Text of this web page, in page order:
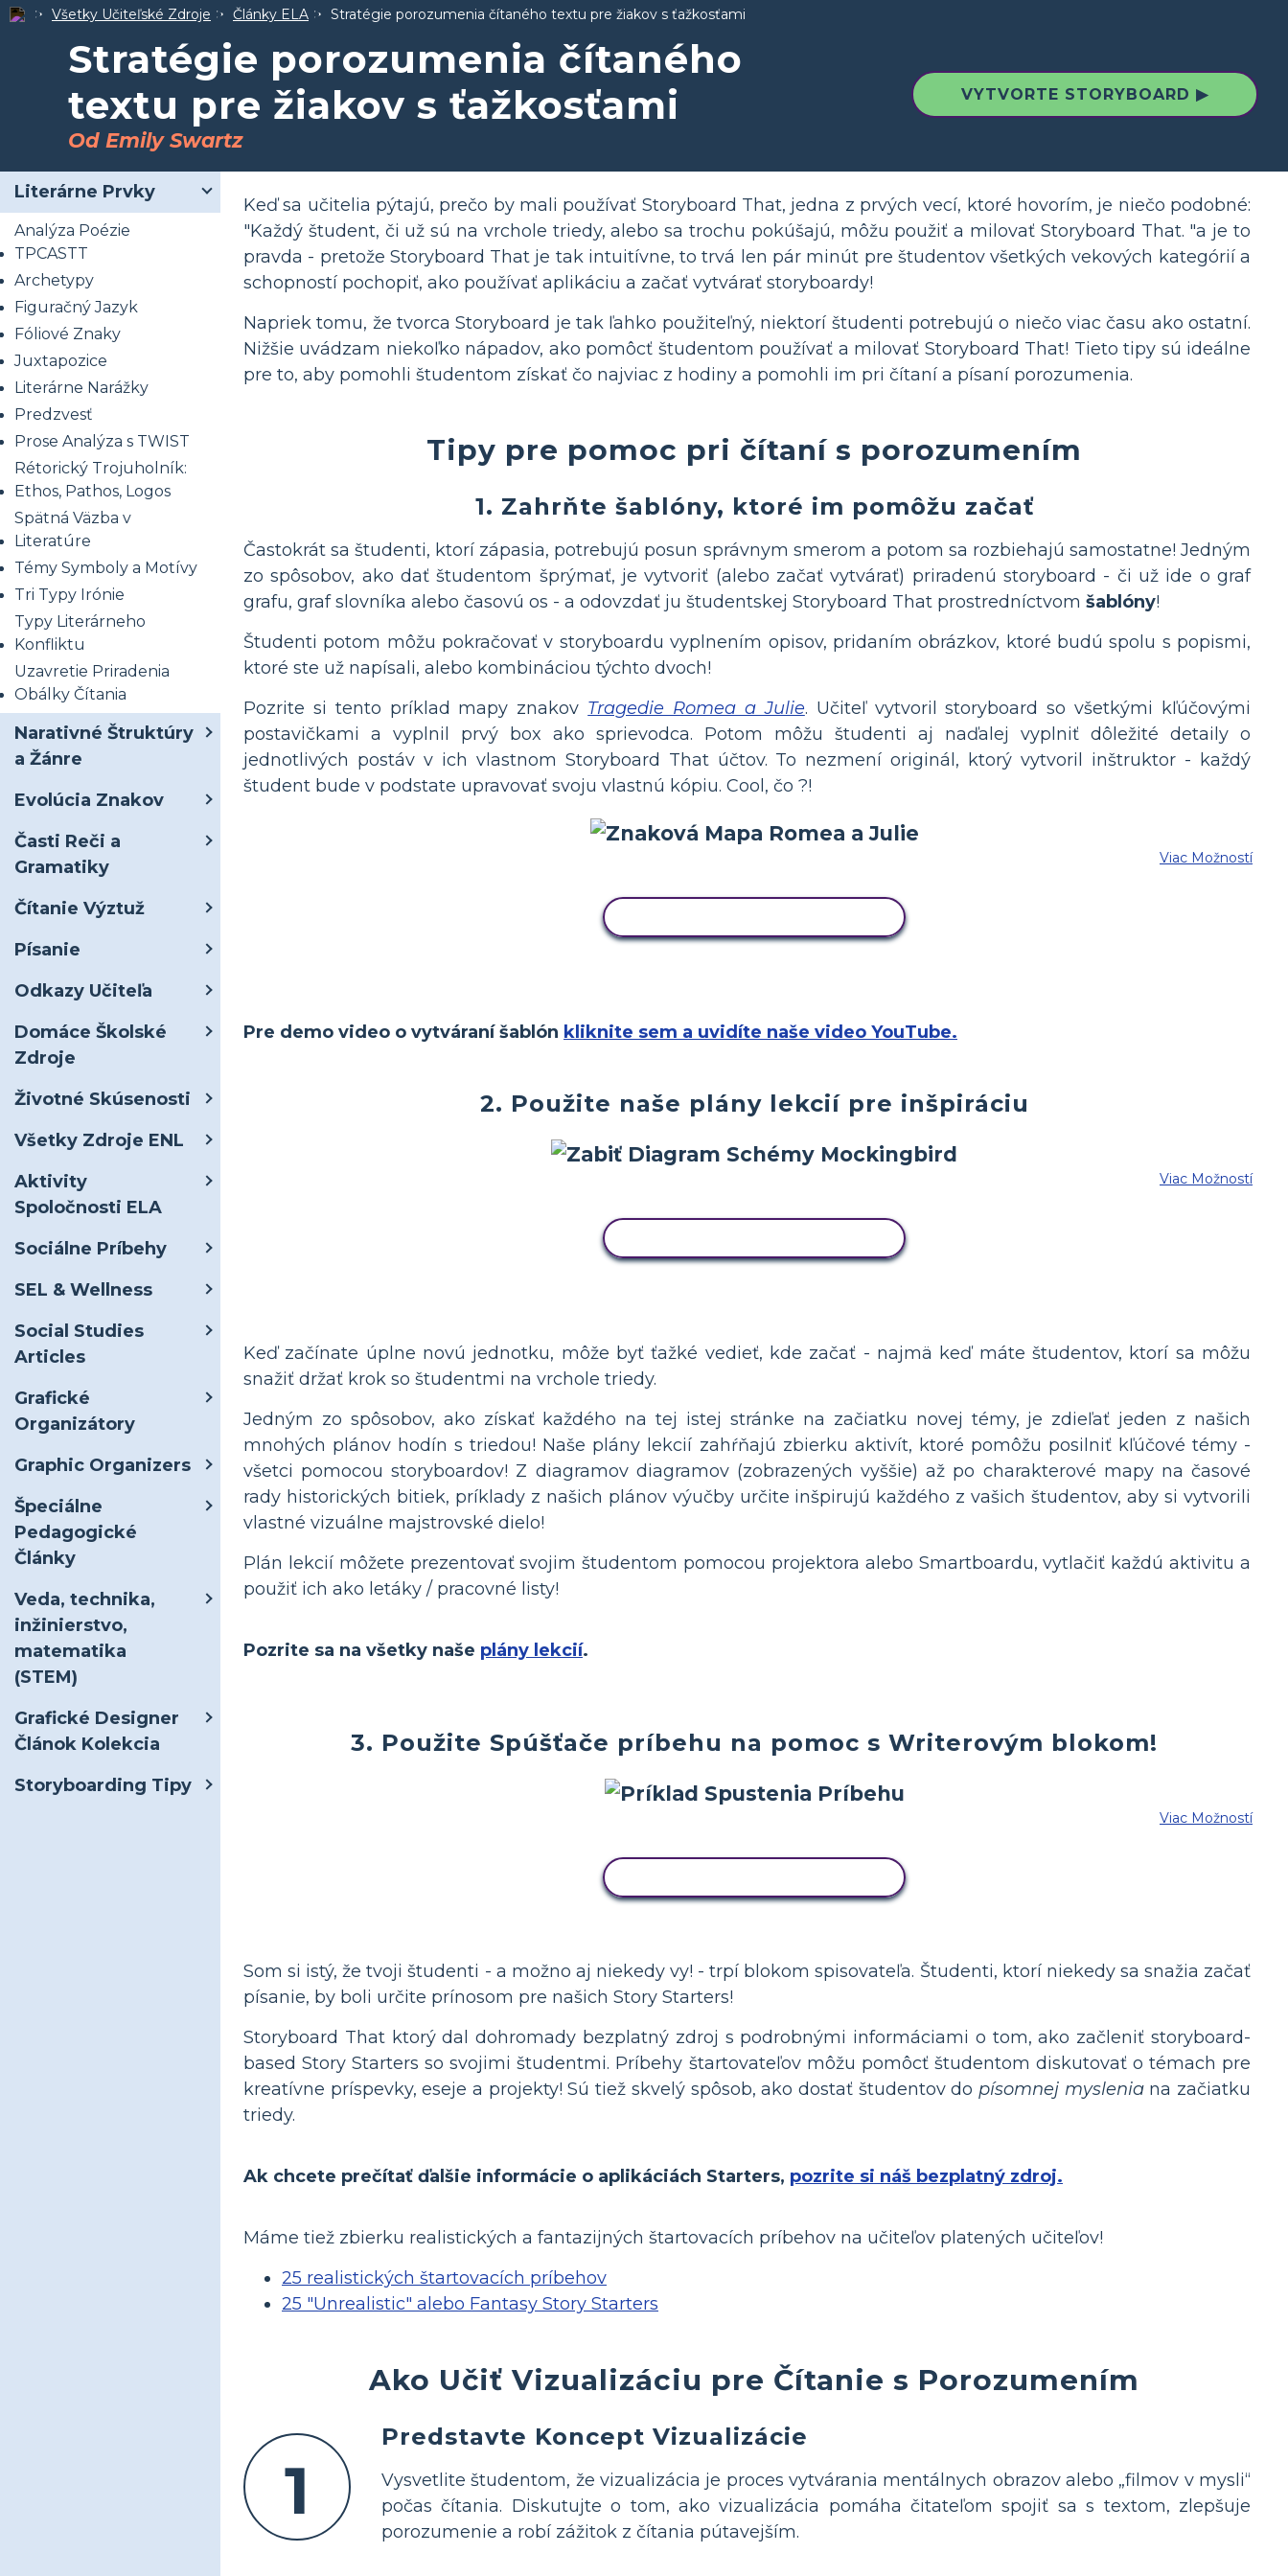
Všetky Učiteľské Zdroje Články ELA Stratégie porozumenia čítaného textu pre žiakov s ťažkosťami
Stratégie porozumenia čítaného
textu pre žiakov s ťažkosťami
Od Emily Swartz
VYTVORTE STORYBOARD ▶
Literárne Prvky
Analýza Poézie
TPCASTT
Archetypy
Figuračný Jazyk
Fóliové Znaky
Juxtapozice
Literárne Narážky
Predzvesť
Prose Analýza s TWIST
Rétorický Trojuholník:
Ethos, Pathos, Logos
Spätná Väzba v
Literatúre
Témy Symboly a Motívy
Tri Typy Irónie
Typy Literárneho
Konfliktu
Uzavretie Priradenia
Obálky Čítania
Narativné Štruktúry
a Žánre
Evolúcia Znakov
Časti Reči a
Gramatiky
Čítanie Výztuž
Písanie
Odkazy Učiteľa
Domáce Školské
Zdroje
Životné Skúsenosti
Všetky Zdroje ENL
Aktivity
Spoločnosti ELA
Sociálne Príbehy
SEL & Wellness
Social Studies
Articles
Grafické
Organizátory
Graphic Organizers
Špeciálne
Pedagogické
Články
Veda, technika,
inžinierstvo,
matematika
(STEM)
Grafické Designer
Článok Kolekcia
Storyboarding Tipy
Keď sa učitelia pýtajú, prečo by mali používať Storyboard That, jedna z prvých vecí, ktoré hovorím, je niečo podobné:
"Každý študent, či už sú na vrchole triedy, alebo sa trochu pokúšajú, môžu použiť a milovať Storyboard That. "a je to
pravda - pretože Storyboard That je tak intuitívne, to trvá len pár minút pre študentov všetkých vekových kategórií a
schopností pochopiť, ako používať aplikáciu a začať vytvárať storyboardy!
Napriek tomu, že tvorca Storyboard je tak ľahko použiteľný, niektorí študenti potrebujú o niečo viac času ako ostatní.
Nižšie uvádzam niekoľko nápadov, ako pomôcť študentom používať a milovať Storyboard That! Tieto tipy sú ideálne
pre to, aby pomohli študentom získať čo najviac z hodiny a pomohli im pri čítaní a písaní porozumenia.
Tipy pre pomoc pri čítaní s porozumením
1. Zahrňte šablóny, ktoré im pomôžu začať
Častokrát sa študenti, ktorí zápasia, potrebujú posun správnym smerom a potom sa rozbiehajú samostatne! Jedným
zo spôsobov, ako dať študentom šprýmať, je vytvoriť (alebo začať vytvárať) priradenú storyboard - či už ide o graf
grafu, graf slovníka alebo časovú os - a odovzdať ju študentskej Storyboard That prostredníctvom šablóny!
Študenti potom môžu pokračovať v storyboardu vyplnením opisov, pridaním obrázkov, ktoré budú spolu s popismi,
ktoré ste už napísali, alebo kombináciou týchto dvoch!
Pozrite si tento príklad mapy znakov Tragedie Romea a Julie. Učiteľ vytvoril storyboard so všetkými kľúčovými
postavičkami a vyplnil prvý box ako sprievodca. Potom môžu študenti aj naďalej vyplniť dôležité detaily o
jednotlivých postáv v ich vlastnom Storyboard That účtov. To nezmení originál, ktorý vytvoril inštruktor - každý
študent bude v podstate upravovať svoju vlastnú kópiu. Cool, čo ?!
Viac Možností
Pre demo video o vytváraní šablón kliknite sem a uvidíte naše video YouTube.
2. Použite naše plány lekcií pre inšpiráciu
Viac Možností
Keď začínate úplne novú jednotku, môže byť ťažké vedieť, kde začať - najmä keď máte študentov, ktorí sa môžu
snažiť držať krok so študentmi na vrchole triedy.
Jedným zo spôsobov, ako získať každého na tej istej stránke na začiatku novej témy, je zdieľať jeden z našich
mnohých plánov hodín s triedou! Naše plány lekcií zahŕňajú zbierku aktivít, ktoré pomôžu posilniť kľúčové témy -
všetci pomocou storyboardov! Z diagramov diagramov (zobrazených vyššie) až po charakterové mapy na časové
rady historických bitiek, príklady z našich plánov výučby určite inšpirujú každého z vašich študentov, aby si vytvorili
vlastné vizuálne majstrovské dielo!
Plán lekcií môžete prezentovať svojim študentom pomocou projektora alebo Smartboardu, vytlačiť každú aktivitu a
použiť ich ako letáky / pracovné listy!
Pozrite sa na všetky naše plány lekcií.
3. Použite Spúšťače príbehu na pomoc s Writerovým blokom!
Viac Možností
Som si istý, že tvoji študenti - a možno aj niekedy vy! - trpí blokom spisovateľa. Študenti, ktorí niekedy sa snažia začať
písanie, by boli určite prínosom pre našich Story Starters!
Storyboard That ktorý dal dohromady bezplatný zdroj s podrobnými informáciami o tom, ako začleniť storyboard-
based Story Starters so svojimi študentmi. Príbehy štartovateľov môžu pomôcť študentom diskutovať o témach pre
kreatívne príspevky, eseje a projekty! Sú tiež skvelý spôsob, ako dostať študentov do písomnej mysleniana začiatku
triedy.
Ak chcete prečítať ďalšie informácie o aplikáciách Starters, pozrite si náš bezplatný zdroj.
Máme tiež zbierku realistických a fantazijných štartovacích príbehov na učiteľov platených učiteľov!
25 realistických štartovacích príbehov
25 "Unrealistic" alebo Fantasy Story Starters
Ako Učiť Vizualizáciu pre Čítanie s Porozumením
1
Predstavte Koncept Vizualizácie
Vysvetlite študentom, že vizualizácia je proces vytvárania mentálnych obrazov alebo „filmov v mysli“
počas čítania. Diskutujte o tom, ako vizualizácia pomáha čitateľom spojiť sa s textom, zlepšuje
porozumenie a robí zážitok z čítania pútavejším.